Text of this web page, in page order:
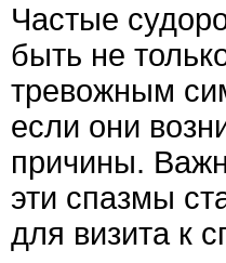
Частые
быть не
тревожным
если они
причины.
эти спазмы
для визита к